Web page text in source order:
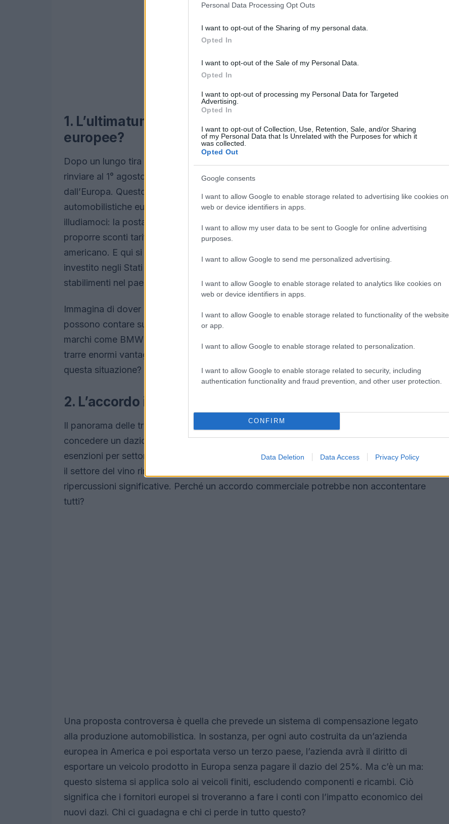
Personal Data Processing Opt Outs
I want to opt-out of the Sharing of my personal data.
Opted In
I want to opt-out of the Sale of my Personal Data.
Opted In
I want to opt-out of processing my Personal Data for Targeted
Advertising.
Opted In
I want to opt-out of Collection, Use, Retention, Sale, and/or Sharing
of my Personal Data that Is Unrelated with the Purposes for which it
was collected.
Opted Out
Google consents
I want to allow Google to enable storage related to advertising like cookies on
web or device identifiers in apps.
I want to allow my user data to be sent to Google for online advertising
purposes.
I want to allow Google to send me personalized advertising.
I want to allow Google to enable storage related to analytics like cookies on
web or device identifiers in apps.
I want to allow Google to enable storage related to functionality of the website
or app.
I want to allow Google to enable storage related to personalization.
I want to allow Google to enable storage related to security, including
authentication functionality and fraud prevention, and other user protection.
CONFIRM
Data Deletion Data Access Privacy Policy
1. L’ultimatum di Trump: cosa significa per le auto
europee?
Dopo un lungo tira e molla tra Stati Uniti ed Europa, il presidente Trump ha deciso di
rinviare al 1° agosto la scadenza per l’ultimatum riguardo ai dazi sulle importazioni
dall’Europa. Questo rinvio è una vera e propria boccata d’aria per le case
automobilistiche europee, che ora possono riorganizzare le proprie strategie. Ma non
illudiamoci: la posta in gioco è alta. Secondo le bozze emerse, Washington è pronta a
proporre sconti tariffari del 25% per le aziende che producono auto in territorio
americano. E qui si nasconde un trucco: questa proposta avvantaggia solo chi già ha
investito negli Stati Uniti, lasciando al palo altri marchi che esportano senza avere
stabilimenti nel paese.
Immagina di dover affrontare una concorrenza sleale: i produttori europei che non
possono contare su stabilimenti americani rischiano di trovarsi svantaggiati, mentre
marchi come BMW e Mercedes-Benz, già ben radicati negli Stati Uniti, potrebbero
trarre enormi vantaggi. Ti sei mai chiesto come si sentiranno i marchi che si trovano in
questa situazione? La risposta potrebbe sorprenderti!
2. L’accordo in fase di negoziazione: cosa c’è in ballo?
Il panorama delle trattative è complesso e ricco di sfide. Bruxelles sembra disposta a
concedere un dazio base del 10% sulle esportazioni verso gli USA, in cambio di
esenzioni per settori strategici come l’aeronautica e i dispositivi medici. Ma attenzione,
il settore del vino rimane un nodo irrisolto, con paesi come Italia e Francia che temono
ripercussioni significative. Perché un accordo commerciale potrebbe non accontentare
tutti?
Una proposta controversa è quella che prevede un sistema di compensazione legato
alla produzione automobilistica. In sostanza, per ogni auto costruita da un’azienda
europea in America e poi esportata verso un terzo paese, l’azienda avrà il diritto di
esportare un veicolo prodotto in Europa senza pagare il dazio del 25%. Ma c’è un ma:
questo sistema si applica solo ai veicoli finiti, escludendo componenti e ricambi. Ciò
significa che i fornitori europei si troveranno a fare i conti con l’impatto economico dei
nuovi dazi. Chi ci guadagna e chi ci perde in tutto questo?